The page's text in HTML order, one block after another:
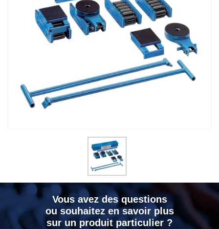
Vous avez des questions
ou souhaitez en savoir plus
sur un produit particulier ?